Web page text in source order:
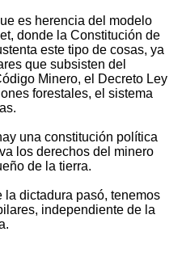
es herencia del modelo
donde la Constitución de
este tipo de cosas, ya
que subsisten del
Minero, el Decreto Ley
forestales, el sistema
una constitución política
los derechos del minero
de la tierra.
la dictadura pasó, tenemos
independiente de la